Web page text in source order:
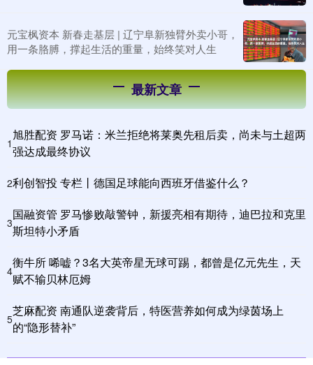
元宝枫资本 新春走基层 | 辽宁阜新独臂外卖小哥，
用一条胳膊，撑起生活的重量，始终笑对人生
最新文章
1
旭胜配资 罗马诺：米兰拒绝将莱奥先租后卖，尚未与土超两
强达成最终协议
2利创智投 专栏丨德国足球能向西班牙借鉴什么？
3
国融资管 罗马惨败敲警钟，新援亮相有期待，迪巴拉和克里
斯坦特小矛盾
4
衡牛所 唏嘘？3名大英帝星无球可踢，都曾是亿元先生，天
赋不输贝林厄姆
5
芝麻配资 南通队逆袭背后，特医营养如何成为绿茵场上
的“隐形替补”